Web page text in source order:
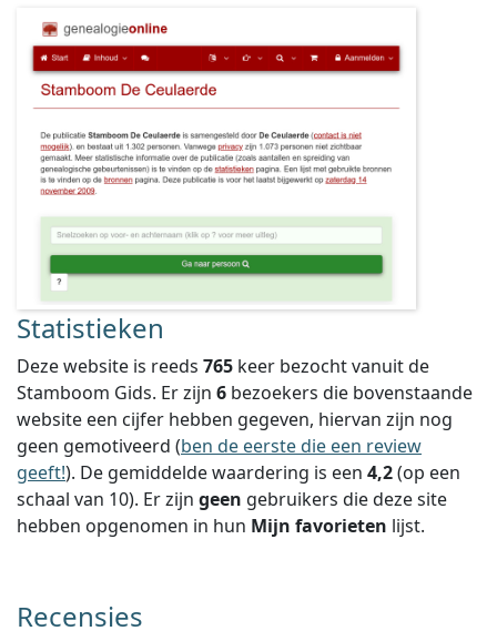
Statistieken
Deze website is reeds 765 keer bezocht vanuit de
Stamboom Gids. Er zijn 6 bezoekers die bovenstaande
website een cijfer hebben gegeven, hiervan zijn nog
geen gemotiveerd (ben de eerste die een review
geeft!). De gemiddelde waardering is een 4,2(op een
schaal van 10). Er zijn geen gebruikers die deze site
hebben opgenomen in hun Mijn favorieten lijst.
Recensies